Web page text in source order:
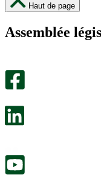
Haut de page
Assemblée